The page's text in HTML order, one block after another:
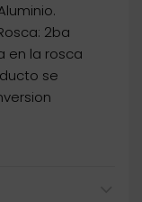
2ba
en la rosca
se